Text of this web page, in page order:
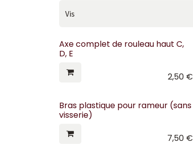
Axe complet de rouleau haut C,
D, E
2,50 €
Bras plastique pour rameur (sans
visserie)
7,50 €